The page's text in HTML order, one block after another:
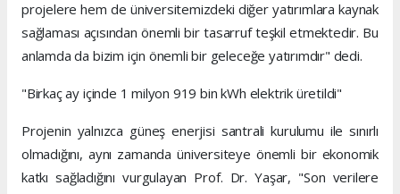
projelere hem de üniversitemizdeki diğer yatırımlara kaynak
sağlaması açısından önemli bir tasarruf teşkil etmektedir. Bu
anlamda da bizim için önemli bir geleceğe yatırımdır" dedi.
"Birkaç ay içinde 1 milyon 919 bin kWh elektrik üretildi"
Projenin yalnızca güneş enerjisi santrali kurulumu ile sınırlı
olmadığını, aynı zamanda üniversiteye önemli bir ekonomik
katkı sağladığını vurgulayan Prof. Dr. Yaşar, "Son verilere